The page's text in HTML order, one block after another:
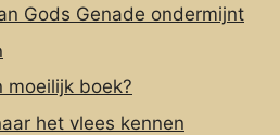
Gods Genade ondermijnt
moeilijk boek?
het vlees kennen